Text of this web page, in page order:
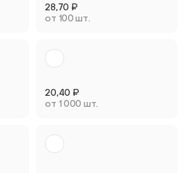
28,70 ₽
от 100 шт.
20,40 ₽
от 1 000 шт.